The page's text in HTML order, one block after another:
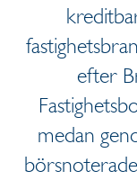
efter
medan